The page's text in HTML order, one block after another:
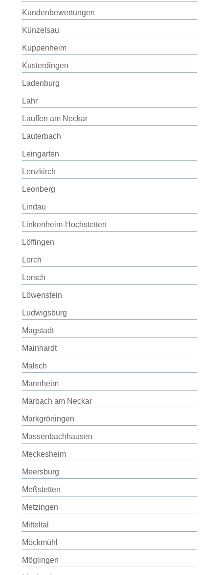
Kundenbewertungen
Künzelsau
Kuppenheim
Kusterdingen
Ladenburg
Lahr
Lauffen am Neckar
Lauterbach
Leingarten
Lenzkirch
Leonberg
Lindau
Linkenheim-Hochstetten
Löffingen
Lorch
Lorsch
Löwenstein
Ludwigsburg
Magstadt
Mainhardt
Malsch
Mannheim
Marbach am Neckar
Markgröningen
Massenbachhausen
Meckesheim
Meersburg
Meßstetten
Metzingen
Mitteltal
Möckmühl
Möglingen